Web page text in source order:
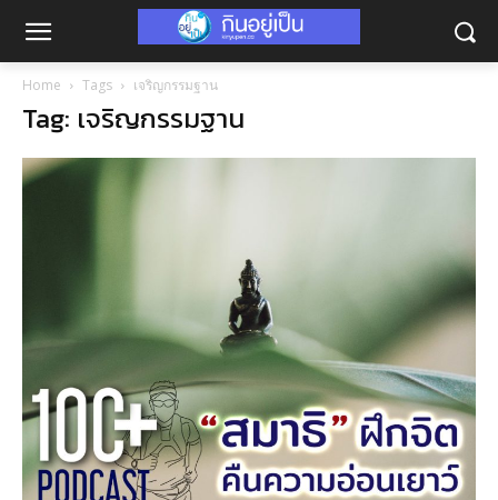
Home Tags เจริญกรรมฐาน
Tag: เจริญกรรมฐาน